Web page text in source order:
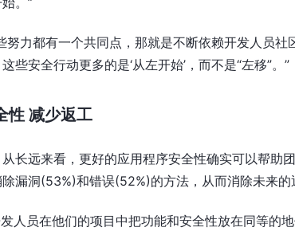
努力都有一个共同点，那就是不断依赖开发人员社
些安全行动更多的是‘从左开始’，而不是“左移”。”
性 减少返工
长远来看，更好的应用程序安全性确实可以帮助
漏洞(53%)和错误(52%)的方法，从而消除未来的
人员在他们的项目中把功能和安全性放在同等的